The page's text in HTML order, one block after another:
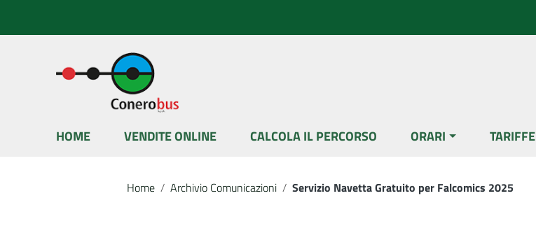
HOME VENDITE ONLINE CALCOLA IL PERCORSO ORARI TARIFFE
Home / Archivio Comunicazioni / Servizio Navetta Gratuito per Falcomics 2025